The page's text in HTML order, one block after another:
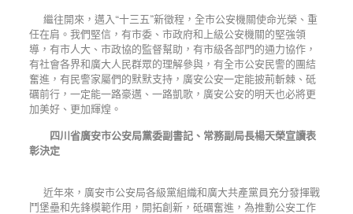
繼往開來，邁入“十三五”新徵程，全市公安機關使命光榮、重
任在肩。我們堅信，有市委、市政府和上級公安機關的堅強領
導，有市人大、市政協的監督幫助，有市級各部門的通力協作，
有社會各界和廣大人民群眾的理解參與，有全市公安民警的團結
奮進，有民警家屬們的默默支持，廣安公安一定能披荊斬棘、砥
礪前行，一定能一路豪邁、一路凱歌，廣安公安的明天也必將更
加美好、更加輝煌。
四川省廣安市公安局黨委副書記、常務副局長楊天榮宣讀表
彰決定
近年來，廣安市公安局各級黨組織和廣大共產黨員充分發揮戰
鬥堡壘和先鋒模範作用，開拓創新，砥礪奮進，為推動公安工作